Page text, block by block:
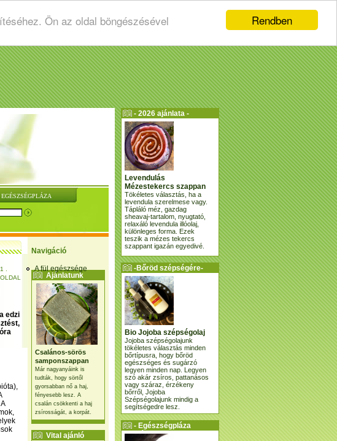
Rendben
Ön az oldal böngészésével
EGÉSZSÉGPLÁZA
Navigáció
A fül egészsége
Ajánlatunk
Csalános-sörös
samponszappan
Már nagyanyáink is
tudták, hogy sörtől
gyorsabban nő a haj,
fényesebb lesz. A
csalán csökkenti a haj
zsírosságát, a korpát.
Vital ajánló
1 .
OLDAL
edzi
- 2026 ajánlata -
Levendulás
Mézestekercs szappan
Tökéletes választás, ha a
levendula szerelmese vagy.
Tápláló méz, gazdag
sheavaj-tartalom, nyugtató,
relaxáló levendula illóolaj,
különleges forma. Ezek
teszik a mézes tekercs
szappant igazán egyedivé.
-Bőröd szépségére-
Bio Jojoba szépségolaj
Jojoba szépségolajunk
tökéletes választás minden
bőrtípusra, hogy bőröd
egészséges és sugárzó
legyen minden nap. Legyen
szó akár zsíros, pattanásos
vagy száraz, érzékeny
bőrről, Jojoba
Szépségolajunk mindig a
segítségedre lesz.
- Egészségpláza
ajánlatunk -